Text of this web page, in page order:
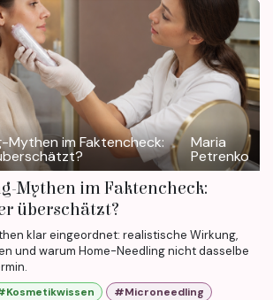
Maria
Petrenko
Mythen im Faktencheck:
überschätzt?
klar eingeordnet: realistische Wirkung,
und warum Home-Needling nicht dasselbe
#Microneedling